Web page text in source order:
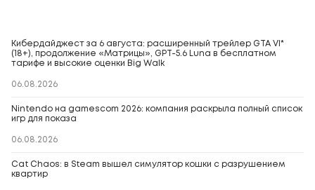
Кибердайджест за 6 августа: расширенный трейлер GTA VI*
(18+), продолжение «Матрицы», GPT-5.6 Luna в бесплатном
тарифе и высокие оценки Big Walk
06.08.2026
Nintendo на gamescom 2026: компания раскрыла полный список
игр для показа
06.08.2026
Cat Chaos: в Steam вышел симулятор кошки с разрушением
квартир